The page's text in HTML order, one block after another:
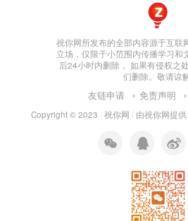
祝你网所发布的全部内容源于互联
立场，仅限于小范围内传播学习和
后24小时内删除， 如果有侵权之
们删除。敬请谅
友链申请 免责声明
Copyright © 2023 · 祝你网 · 由祝你网提供.